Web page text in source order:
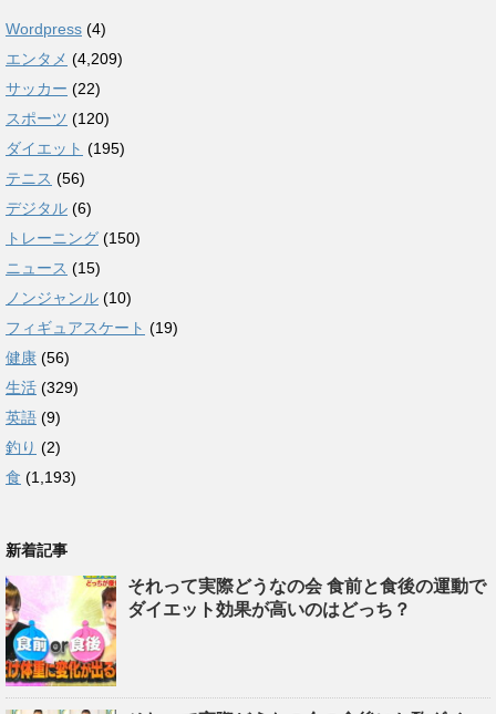
Wordpress (4)
エンタメ (4,209)
サッカー (22)
スポーツ (120)
ダイエット (195)
テニス (56)
デジタル (6)
トレーニング (150)
ニュース (15)
ノンジャンル (10)
フィギュアスケート (19)
健康 (56)
生活 (329)
英語 (9)
釣り (2)
食 (1,193)
新着記事
それって実際どうなの会 食前と食後の運動で
ダイエット効果が高いのはどっち？